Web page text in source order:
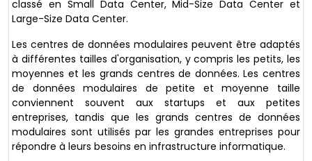
classé en Small Data Center, Mid-Size Data Center et
Large-Size Data Center.
Les centres de données modulaires peuvent être adaptés
à différentes tailles d'organisation, y compris les petits, les
moyennes et les grands centres de données. Les centres
de données modulaires de petite et moyenne taille
conviennent souvent aux startups et aux petites
entreprises, tandis que les grands centres de données
modulaires sont utilisés par les grandes entreprises pour
répondre à leurs besoins en infrastructure informatique.